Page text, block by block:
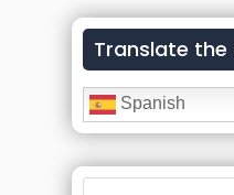
Translate
Spanish